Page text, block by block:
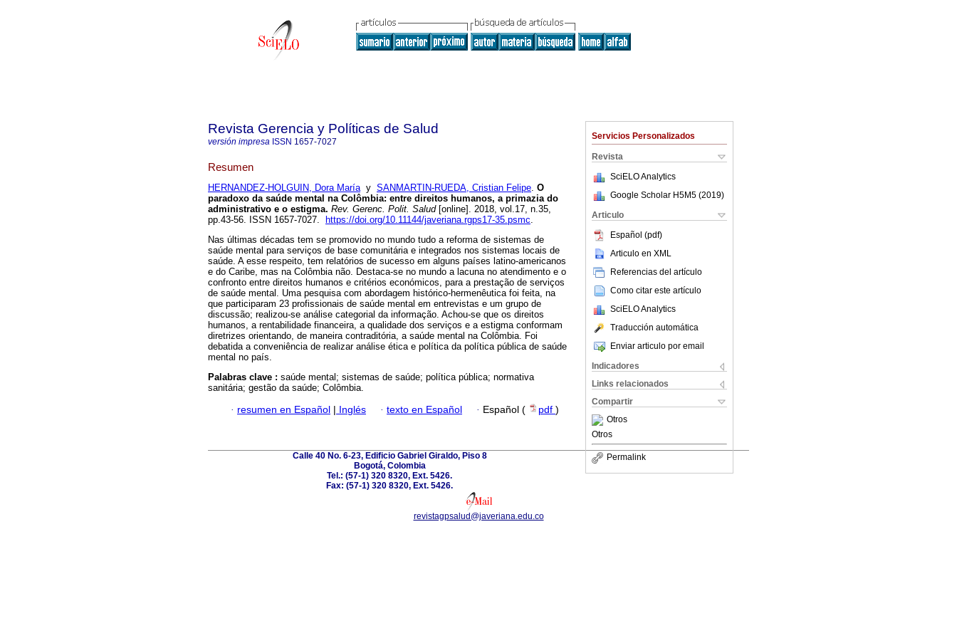
Servicios Personalizados
Revista
SciELO Analytics
Google Scholar H5M5 (2019)
Articulo
Español (pdf)
Articulo en XML
Referencias del artículo
Como citar este artículo
SciELO Analytics
Traducción automática
Enviar articulo por email
Indicadores
Links relacionados
Compartir
Otros
Otros
Permalink
Revista Gerencia y Políticas de Salud
versión impresa ISSN 1657-7027
Resumen
HERNANDEZ-HOLGUIN, Dora Maríay SANMARTIN-RUEDA, Cristian Felipe. O
paradoxo da saúde mental na Colômbia: entre direitos humanos, a primazia do
administrativo e o estigma. Rev. Gerenc. Polit. Salud[online]. 2018, vol.17, n.35,
pp.43-56. ISSN 1657-7027.
https://doi.org/10.11144/javeriana.rgps17-35.psmc.
Nas últimas décadas tem se promovido no mundo tudo a reforma de sistemas de
saúde mental para serviços de base comunitária e integrados nos sistemas locais de
saúde. A esse respeito, tem relatórios de sucesso em alguns países latino-americanos
e do Caribe, mas na Colômbia não. Destaca-se no mundo a lacuna no atendimento e o
confronto entre direitos humanos e critérios económicos, para a prestação de serviços
de saúde mental. Uma pesquisa com abordagem histórico-hermenêutica foi feita, na
que participaram 23 profissionais de saúde mental em entrevistas e um grupo de
discussão; realizou-se análise categorial da informação. Achou-se que os direitos
humanos, a rentabilidade financeira, a qualidade dos serviços e a estigma conformam
diretrizes orientando, de maneira contraditória, a saúde mental na Colômbia. Foi
debatida a conveniência de realizar análise ética e política da política pública de saúde
mental no país.
Palabras clave : saúde mental; sistemas de saúde; política pública; normativa
sanitária; gestão da saúde; Colômbia.
· resumen en Español | Inglés · texto en Español · Español ( pdf )
Calle 40 No. 6-23, Edificio Gabriel Giraldo, Piso 8
Bogotá, Colombia
Tel.: (57-1) 320 8320, Ext. 5426.
Fax: (57-1) 320 8320, Ext. 5426.
revistagpsalud@javeriana.edu.co